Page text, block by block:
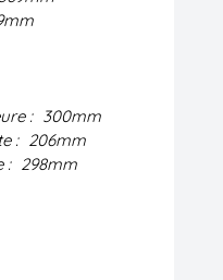
: 300mm
: 206mm
: 298mm